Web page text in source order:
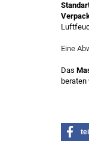
Eine
Das